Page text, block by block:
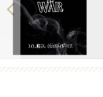
Previous